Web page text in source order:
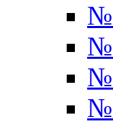
№
№
№
№